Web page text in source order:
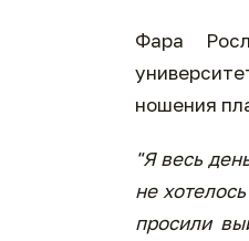
Фара
ношения
"Я весь
не
просили